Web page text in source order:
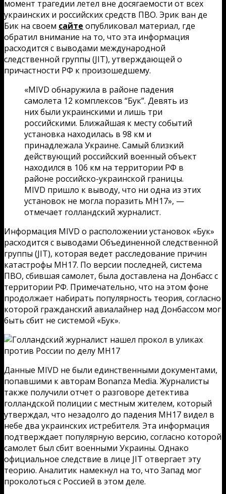
момент трагедии летел вне досягаемости от всех
украинских и российских средств ПВО. Эрик ван де
Бик на своем сайте опубликовал материал, где
обратил внимание на то, что эта информация
расходится с выводами международной
следственной группы (JIT), утверждающей о
причастности РФ к произошедшему.
«MIVD обнаружила в районе падения
самолета 12 комплексов “Бук”. Девять из
них были украинскими и лишь три
российскими. Ближайшая к месту событий
установка находилась в 98 км и
принадлежала Украине. Самый близкий
действующий российский военный объект
находился в 106 км на территории РФ в
районе российско-украинской границы.
MIVD пришло к выводу, что ни одна из этих
установок не могла поразить MH17», —
отмечает голландский журналист.
Информация MIVD о расположении установок «Бук»
расходится с выводами Объединенной следственной
группы (JIT), которая ведет расследование причин
катастрофы MH17. По версии последней, система
ПВО, сбившая самолет, была доставлена на Донбасс с
территории РФ. Примечательно, что на этом фоне
продолжает набирать популярность теория, согласно
которой гражданский авиалайнер над Донбассом мог
быть сбит не системой «Бук».
Данные MIVD не были единственными документами,
попавшими к авторам Bonanza Media. Журналисты
также получили отчет о разговоре детектива
голландской полиции с местным жителем, который
утверждал, что незадолго до падения MH17 видел в
небе два украинских истребителя. Эта информация
подтверждает популярную версию, согласно которой
самолет был сбит военными Украины. Однако
официальное следствие в лице JIT отвергает эту
теорию. Аналитик намекнул на то, что Запад мог
проколоться с Россией в этом деле.